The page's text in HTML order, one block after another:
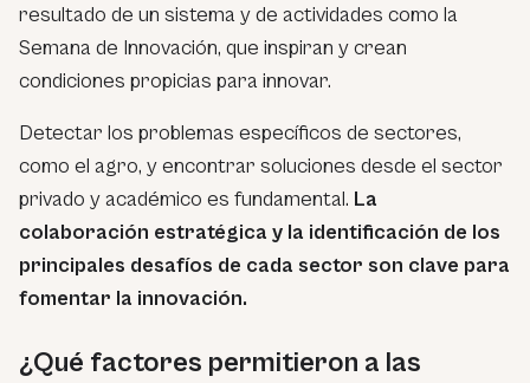
resultado de un sistema y de actividades como la
Semana de Innovación, que inspiran y crean
condiciones propicias para innovar.
Detectar los problemas específicos de sectores,
como el agro, y encontrar soluciones desde el sector
privado y académico es fundamental. La
colaboración estratégica y la identificación de los
principales desafíos de cada sector son clave para
fomentar la innovación.
¿Qué factores permitieron a las